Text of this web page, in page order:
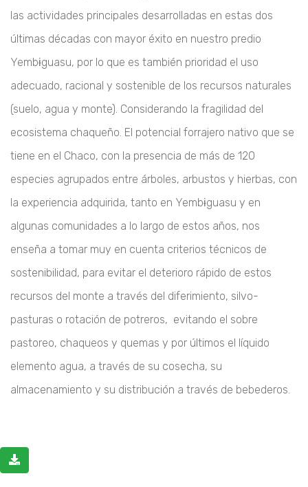
las actividades principales desarrolladas en estas dos
últimas décadas con mayor éxito en nuestro predio
Yembɨguasu, por lo que es también prioridad el uso
adecuado, racional y sostenible de los recursos naturales
(suelo, agua y monte). Considerando la fragilidad del
ecosistema chaqueño. El potencial forrajero nativo que se
tiene en el Chaco, con la presencia de más de 120
especies agrupados entre árboles, arbustos y hierbas, con
la experiencia adquirida, tanto en Yembɨguasu y en
algunas comunidades a lo largo de estos años, nos
enseña a tomar muy en cuenta criterios técnicos de
sostenibilidad, para evitar el deterioro rápido de estos
recursos del monte a través del diferimiento, silvo-
pasturas o rotación de potreros, evitando el sobre
pastoreo, chaqueos y quemas y por últimos el líquido
elemento agua, a través de su cosecha, su
almacenamiento y su distribución a través de bebederos.